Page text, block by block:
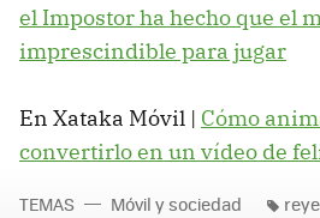
el Impostor ha hecho que el
imprescindible para jugar
En Xataka Móvil | Cómo
convertirlo en un vídeo de
TEMAS Móvil y sociedad